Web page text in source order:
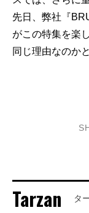
先日、弊社『
がこの特集を楽
同じ理由なのか
Tarzan タ